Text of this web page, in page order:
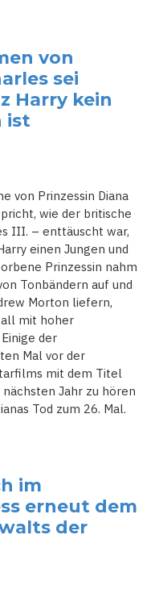
von
sei
Harry kein
ist
von Prinzessin Diana
wie der britische
III. – enttäuscht war,
einen Jungen und
Prinzessin nahm
Tonbändern auf und
Morton liefern,
mit hoher
der
Mal vor der
mit dem Titel
Jahr zu hören
Tod zum 26. Mal.
im
erneut dem
der